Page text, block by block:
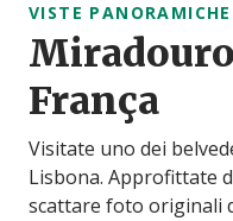
VISTE PANORAMICHE
França
Visitate uno dei
Lisbona. Approfittate
scattare foto originali